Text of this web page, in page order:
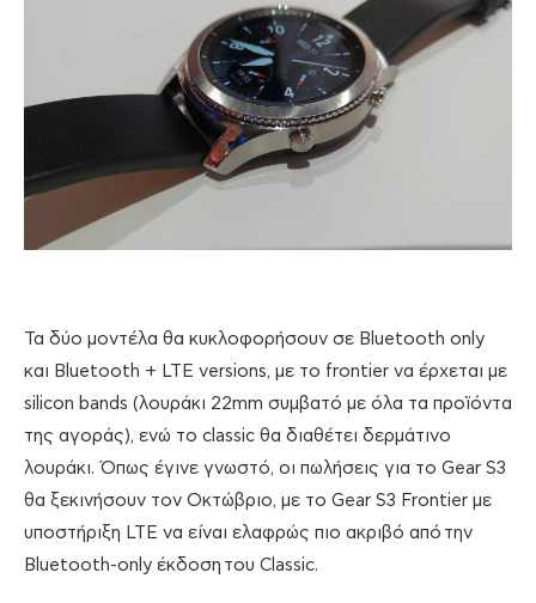
Τα δύο μοντέλα θα κυκλοφορήσουν σε Bluetooth only
και Bluetooth + LTE versions, με το frontier να έρχεται με
silicon bands (λουράκι 22mm συμβατό με όλα τα προϊόντα
της αγοράς), ενώ το classic θα διαθέτει δερμάτινο
λουράκι. Όπως έγινε γνωστό, οι πωλήσεις για το Gear S3
θα ξεκινήσουν τον Οκτώβριο, με το Gear S3 Frontier με
υποστήριξη LTE να είναι ελαφρώς πιο ακριβό από την
Bluetooth-only έκδοση του Classic.